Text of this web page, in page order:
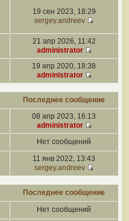
19 сен 2023, 18:29
sergey.andreev
21 апр 2026, 11:42
administrator
19 апр 2020, 18:38
administrator
Последнее сообщение
08 апр 2023, 16:13
administrator
Нет сообщений
11 янв 2022, 13:43
sergey.andreev
Последнее сообщение
Нет сообщений